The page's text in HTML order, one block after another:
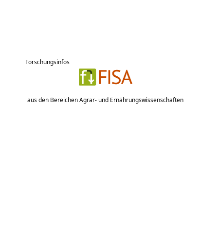
Forschungsinfos
aus den Bereichen Agrar- und Ernährungswissenschaften